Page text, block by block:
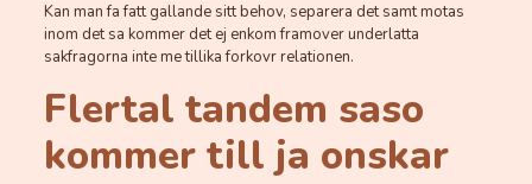
Kan man fa fatt gallande sitt behov, separera det samt motas
inom det sa kommer det ej enkom framover underlatta
sakfragorna inte me tillika forkovr relationen.
Flertal tandem saso
kommer till ja onskar